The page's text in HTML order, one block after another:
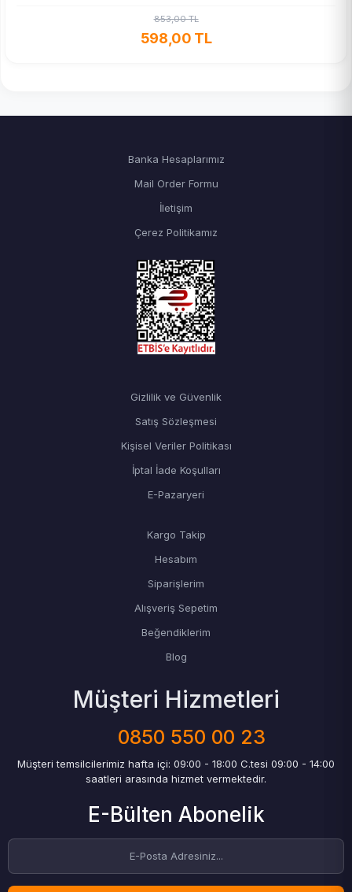
853,00 TL
598,00 TL
Banka Hesaplarımız
Mail Order Formu
İletişim
Çerez Politikamız
Gizlilik ve Güvenlik
Satış Sözleşmesi
Kişisel Veriler Politikası
İptal İade Koşulları
E-Pazaryeri
Kargo Takip
Hesabım
Siparişlerim
Alışveriş Sepetim
Beğendiklerim
Blog
Müşteri Hizmetleri
0850 550 00 23
Müşteri temsilcilerimiz hafta içi: 09:00 - 18:00 C.tesi 09:00 - 14:00
saatleri arasında hizmet vermektedir.
E-Bülten Abonelik